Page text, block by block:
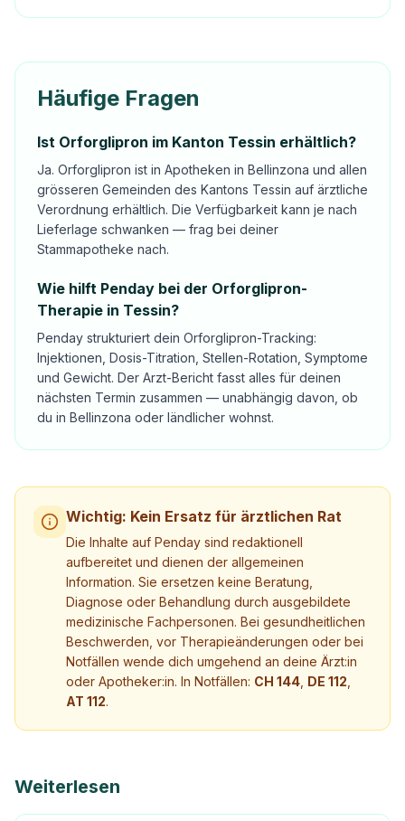
Häufige Fragen
Ist Orforglipron im Kanton Tessin erhältlich?
Ja. Orforglipron ist in Apotheken in Bellinzona und allen
grösseren Gemeinden des Kantons Tessin auf ärztliche
Verordnung erhältlich. Die Verfügbarkeit kann je nach
Lieferlage schwanken — frag bei deiner
Stammapotheke nach.
Wie hilft Penday bei der Orforglipron-
Therapie in Tessin?
Penday strukturiert dein Orforglipron-Tracking:
Injektionen, Dosis-Titration, Stellen-Rotation, Symptome
und Gewicht. Der Arzt-Bericht fasst alles für deinen
nächsten Termin zusammen — unabhängig davon, ob
du in Bellinzona oder ländlicher wohnst.
Wichtig: Kein Ersatz für ärztlichen Rat
Die Inhalte auf Penday sind redaktionell
aufbereitet und dienen der allgemeinen
Information. Sie ersetzen keine Beratung,
Diagnose oder Behandlung durch ausgebildete
medizinische Fachpersonen. Bei gesundheitlichen
Beschwerden, vor Therapieänderungen oder bei
Notfällen wende dich umgehend an deine Ärzt:in
oder Apotheker:in. In Notfällen: CH 144 DE 112
AT 112.
Weiterlesen